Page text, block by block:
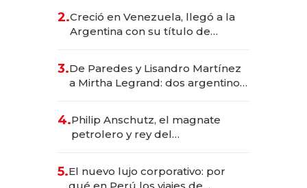
2.Creció en Venezuela, llegó a la
Argentina con su título de
las marcas "fast premium"
3.De Paredes y Lisandro Martínez
a Mirtha Legrand: dos argentinos
4.Philip Anschutz, el magnate
petrolero y rey del
Fénix
5.El nuevo lujo corporativo: por
qué en Perú los viajes de